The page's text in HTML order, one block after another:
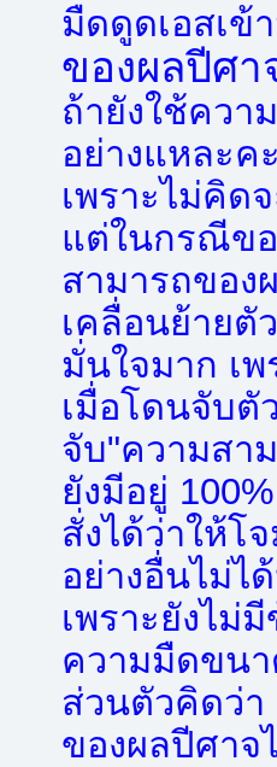
มืดดูดเอสเข้
ของผลปีศา
ถ้ายังใช้ควา
อย่างแหละค
เพราะไม่คิด
แต่ในกรณีขอ
สามารถของ
เคลื่อนย้ายตั
มั่นใจมาก เ
เมื่อโดนจับตั
จับ"ความสา
ยังมีอยู่
สั่งได้ว่าให้โ
อย่างอื่นไม่ไ
เพราะยังไม่
ความมืดขน
ส่วนตัวคิดว่า
ของผลปีศาจ